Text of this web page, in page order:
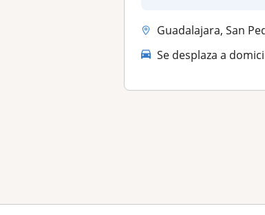
Guadalajara, San Pedro
Se desplaza a